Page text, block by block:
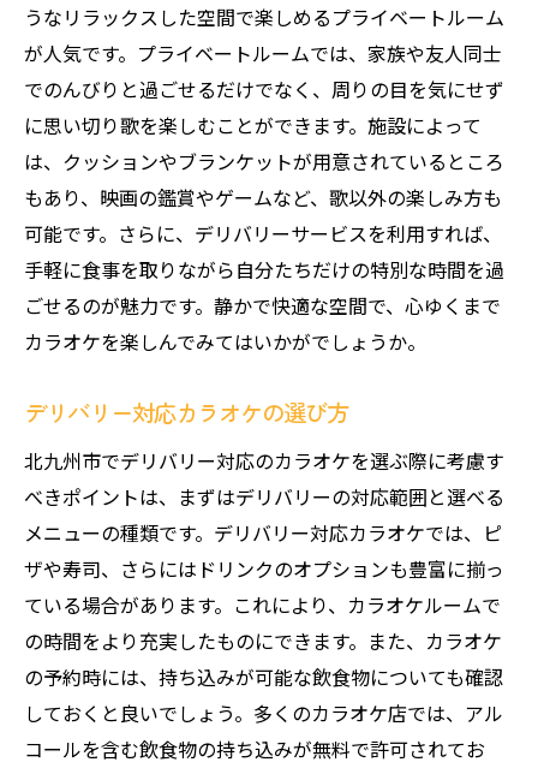
うなリラックスした空間で楽しめるプライベートルーム
が人気です。プライベートルームでは、家族や友人同士
でのんびりと過ごせるだけでなく、周りの目を気にせず
に思い切り歌を楽しむことができます。施設によって
は、クッションやブランケットが用意されているところ
もあり、映画の鑑賞やゲームなど、歌以外の楽しみ方も
可能です。さらに、デリバリーサービスを利用すれば、
手軽に食事を取りながら自分たちだけの特別な時間を過
ごせるのが魅力です。静かで快適な空間で、心ゆくまで
カラオケを楽しんでみてはいかがでしょうか。
デリバリー対応カラオケの選び方
北九州市でデリバリー対応のカラオケを選ぶ際に考慮す
べきポイントは、まずはデリバリーの対応範囲と選べる
メニューの種類です。デリバリー対応カラオケでは、ピ
ザや寿司、さらにはドリンクのオプションも豊富に揃っ
ている場合があります。これにより、カラオケルームで
の時間をより充実したものにできます。また、カラオケ
の予約時には、持ち込みが可能な飲食物についても確認
しておくと良いでしょう。多くのカラオケ店では、アル
コールを含む飲食物の持ち込みが無料で許可されてお